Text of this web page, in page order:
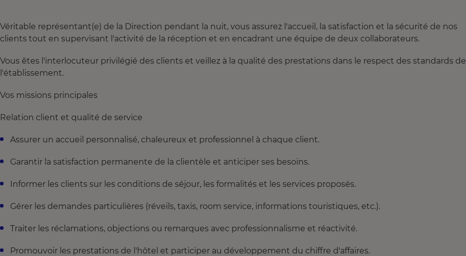
Véritable représentant(e) de la Direction pendant la nuit, vous assurez l'accueil, la satisfaction et la sécurité de nos
clients tout en supervisant l'activité de la réception et en encadrant une équipe de deux collaborateurs.
Vous êtes l'interlocuteur privilégié des clients et veillez à la qualité des prestations dans le respect des standards de
l'établissement.
Vos missions principales
Relation client et qualité de service
Assurer un accueil personnalisé, chaleureux et professionnel à chaque client.
Garantir la satisfaction permanente de la clientèle et anticiper ses besoins.
Informer les clients sur les conditions de séjour, les formalités et les services proposés.
Gérer les demandes particulières (réveils, taxis, room service, informations touristiques, etc.).
Traiter les réclamations, objections ou remarques avec professionnalisme et réactivité.
Promouvoir les prestations de l'hôtel et participer au développement du chiffre d'affaires.